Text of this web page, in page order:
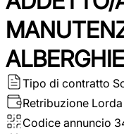
Tipo di contratto
Retribuzione Lorda
Codice annuncio